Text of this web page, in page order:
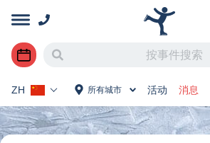
所有城市 活动 消息
ZH